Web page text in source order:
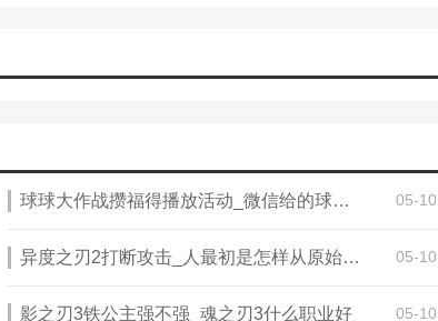
球球大作战攒福得播放活动_微信给的球球大作战福利肿么用 05-10
异度之刃2打断攻击_人最初是怎样从原始人进化为人类的 05-10
影之刃3铁公主强不强_魂之刃3什么职业好 05-10